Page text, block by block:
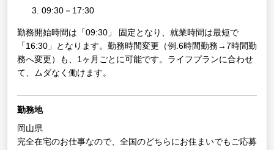
09:30－17:30
勤務開始時間は「09:30」 固定となり、就業時間は最短で
「16:30」となります。勤務時間変更（例.6時間勤務→7時間勤
務へ変更）も、1ヶ月ごとに可能です。ライフプランに合わせ
て、ムダなく働けます。
勤務地
岡山県
完全在宅のお仕事なので、全国のどちらにお住まいでもご応募